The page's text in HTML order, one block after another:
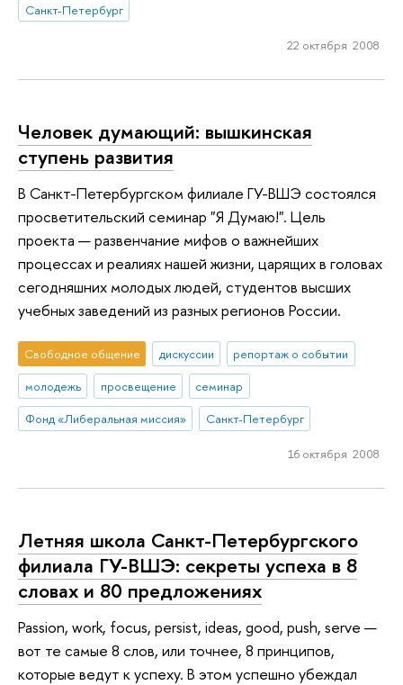
Санкт-Петербург
22 октября 2008
Человек думающий: вышкинская
ступень развития
В Санкт-Петербургском филиале ГУ-ВШЭ состоялся
просветительский семинар "Я Думаю!". Цель
проекта — развенчание мифов о важнейших
процессах и реалиях нашей жизни, царящих в головах
сегодняшних молодых людей, студентов высших
учебных заведений из разных регионов России.
Свободное общение дискуссии
репортаж о событии
молодежь
просвещение
семинар
Фонд «Либеральная миссия»
Санкт-Петербург
16 октября 2008
Летняя школа Санкт-Петербургского
филиала ГУ-ВШЭ: секреты успеха в 8
словах и 80 предложениях
Passion, work, focus, persist, ideas, good, push, serve —
вот те самые 8 слов, или точнее, 8 принципов,
которые ведут к успеху. В этом успешно убеждал